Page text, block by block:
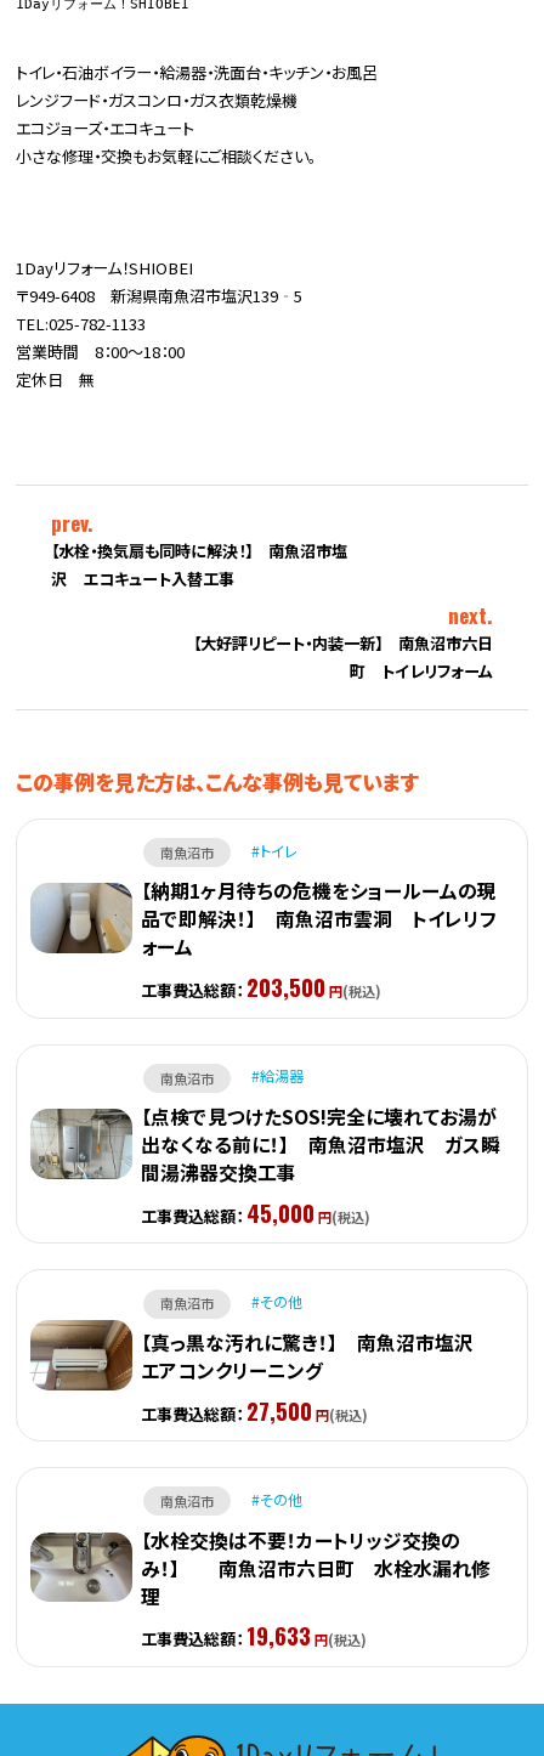
1Dayリフォーム！SHIOBEI
トイレ・石油ボイラー・給湯器・洗面台・キッチン・お風呂
レンジフード・ガスコンロ・ガス衣類乾燥機
エコジョーズ・エコキュート
小さな修理・交換もお気軽にご相談ください。
1Dayリフォーム！SHIOBEI
〒949-6408 新潟県南魚沼市塩沢139‐5
TEL:025-782-1133
営業時間 8：00～18：00
定休日 無
prev.
【水栓・換気扇も同時に解決！】 南魚沼市塩
沢 エコキュート入替工事
next.
【大好評リピート・内装一新】 南魚沼市六日
町 トイレリフォーム
この事例を見た方は、こんな事例も見ています
南魚沼市 トイレ
【納期1ヶ月待ちの危機をショールームの現
品で即解決！】 南魚沼市雲洞 トイレリフ
ォーム
工事費込総額： 203,500 円(税込)
南魚沼市 給湯器
【点検で見つけたSOS!完全に壊れてお湯が
出なくなる前に！】 南魚沼市塩沢 ガス瞬
間湯沸器交換工事
工事費込総額： 45,000 円(税込)
南魚沼市 その他
【真っ黒な汚れに驚き！】 南魚沼市塩沢
エアコンクリーニング
工事費込総額： 27,500 円(税込)
南魚沼市 その他
【水栓交換は不要！カートリッジ交換の
み！】 南魚沼市六日町 水栓水漏れ修
理
工事費込総額： 19,633 円(税込)